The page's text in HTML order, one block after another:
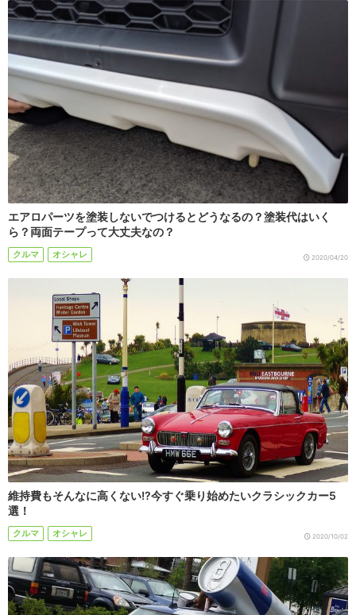
エアロパーツを塗装しないでつけるとどうなるの？塗装代はいく
ら？両面テープって大丈夫なの？
クルマ オシャレ 2020/04/20
維持費もそんなに高くない!?今すぐ乗り始めたいクラシックカー5
選！
クルマ オシャレ 2020/10/02